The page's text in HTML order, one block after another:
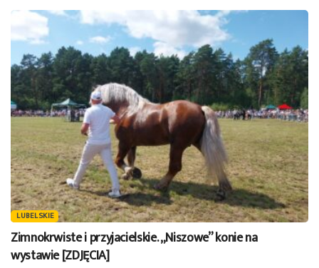
LUBELSKIE
Zimnokrwiste i przyjacielskie. „Niszowe” konie na
wystawie [ZDJĘCIA]